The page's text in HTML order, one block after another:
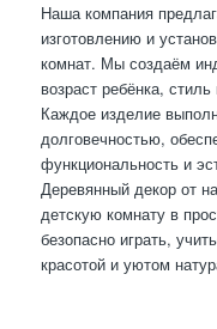
Наша компания
изготовлению и
комнат. Мы создаём
возраст ребёнка,
Каждое изделие
долговечностью,
функциональность и
Деревянный декор от
детскую комнату в
безопасно играть,
красотой и уютом